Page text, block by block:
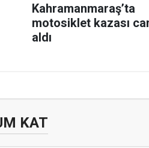
Kahramanmaraş’ta
motosiklet kazası
aldı
KAT